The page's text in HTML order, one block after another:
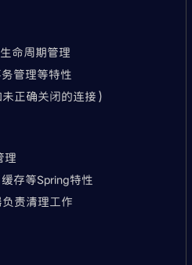
命周期管理
管理等特性
正确关闭的连接）
理
存等Spring特性
责清理工作